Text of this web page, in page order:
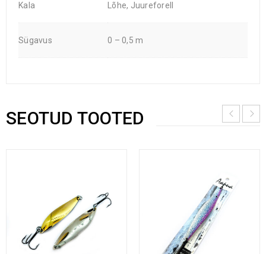
Kala Lõhe, Juureforell
Sügavus 0 – 0,5 m
SEOTUD TOOTED